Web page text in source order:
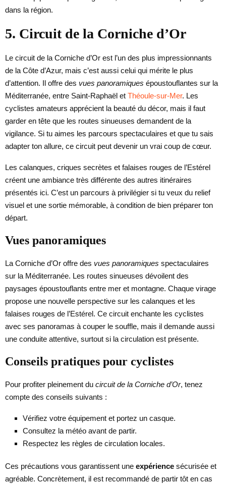
dans la région.
5. Circuit de la Corniche d’Or
Le circuit de la Corniche d’Or est l’un des plus impressionnants
de la Côte d’Azur, mais c’est aussi celui qui mérite le plus
d’attention. Il offre des vues panoramiques époustouflantes sur la
Méditerranée, entre Saint-Raphaël et Théoule-sur-Mer. Les
cyclistes amateurs apprécient la beauté du décor, mais il faut
garder en tête que les routes sinueuses demandent de la
vigilance. Si tu aimes les parcours spectaculaires et que tu sais
adapter ton allure, ce circuit peut devenir un vrai coup de cœur.
Les calanques, criques secrètes et falaises rouges de l’Estérel
créent une ambiance très différente des autres itinéraires
présentés ici. C’est un parcours à privilégier si tu veux du relief
visuel et une sortie mémorable, à condition de bien préparer ton
départ.
Vues panoramiques
La Corniche d’Or offre des vues panoramiques spectaculaires
sur la Méditerranée. Les routes sinueuses dévoilent des
paysages époustouflants entre mer et montagne. Chaque virage
propose une nouvelle perspective sur les calanques et les
falaises rouges de l’Estérel. Ce circuit enchante les cyclistes
avec ses panoramas à couper le souffle, mais il demande aussi
une conduite attentive, surtout si la circulation est présente.
Conseils pratiques pour cyclistes
Pour profiter pleinement du circuit de la Corniche d’Or, tenez
compte des conseils suivants :
Vérifiez votre équipement et portez un casque.
Consultez la météo avant de partir.
Respectez les règles de circulation locales.
Ces précautions vous garantissent une expérience sécurisée et
agréable. Concrètement, il est recommandé de partir tôt en cas